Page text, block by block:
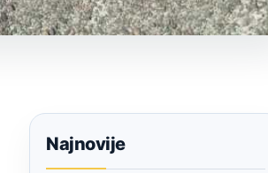
Najnovije